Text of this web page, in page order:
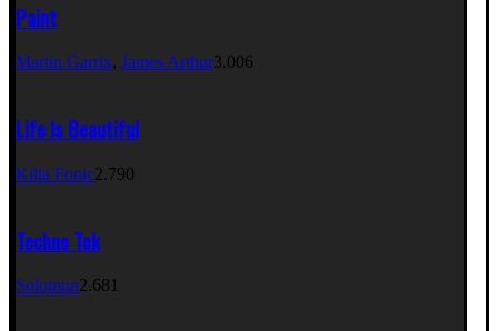
Paint
Martin Garrix, James Arthur3.006
Life Is Beautiful
Killa Fonic2.790
Techno Tek
Solomun2.681